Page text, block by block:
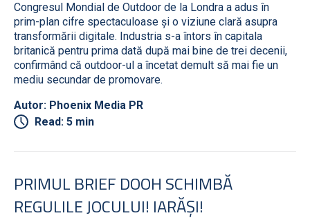
Congresul Mondial de Outdoor de la Londra a adus în
prim-plan cifre spectaculoase și o viziune clară asupra
transformării digitale. Industria s-a întors în capitala
britanică pentru prima dată după mai bine de trei decenii,
confirmând că outdoor-ul a încetat demult să mai fie un
mediu secundar de promovare.
Autor: Phoenix Media PR
Read: 5 min
PRIMUL BRIEF DOOH SCHIMBĂ
REGULILE JOCULUI! IARĂȘI!